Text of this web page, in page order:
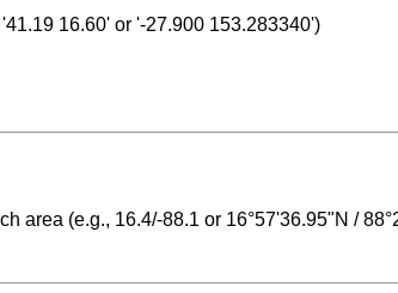
16.60' or '-27.900 153.283340')
area (e.g., 16.4/-88.1 or 16°57'36.95"N /